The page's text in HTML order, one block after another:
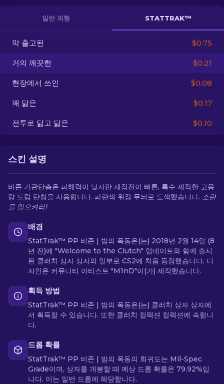
KO
일반 외형 STATTRAK™
막 출고된 $0.75
거의 깨끗한 $0.21
현장에서 쓰인 $0.08
꽤 닳은 $0.17
전투로 닳고 닳은 $0.10
스킨 설명
비존 기관단총은 피해력이 낮지만 재장전이 빠른, 특수 제작한 고용
량 드럼 탄창을 사용합니다. 파란색 위장 무늬로 도색했습니다. 소란
을 일으켜라!
배경
StatTrak™ PP 비존 | 밤의 폭동은(는) 2018년 2월 14일 (8
년 전)에 "Welcome to the Clutch" 업데이트와 함께 출시
된 클러치 상자 상자의 일부로 CS2에 처음 등장했습니다. 디
자인은 커뮤니티 아티스트 "M1nD"이(가) 제작했습니다.
획득 방법
StatTrak™ PP 비존 | 밤의 폭동은(는) 클러치 상자 상자에
서 획득할 수 있습니다. 또한 클러치 컬렉션 컬렉션에 속합니
다.
드롭 확률
StatTrak™ PP 비존 | 밤의 폭동의 희귀도는 Mil-Spec
Grade이며, 상자를 개봉할 때 예상 드롭 확률은 79.92%입
니다. 이는 일반 드롭에 해당합니다.